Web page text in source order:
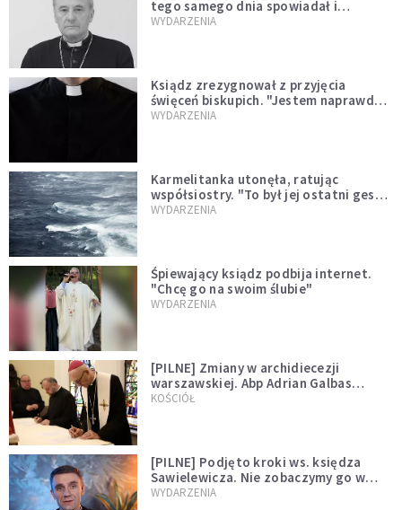
tego samego dnia spowiadał i
sprawował Mszę świętą
WYDARZENIA
Ksiądz zrezygnował z przyjęcia
święceń biskupich. "Jestem naprawdę
niegodny"
WYDARZENIA
Karmelitanka utonęła, ratując
współsiostry. "To był jej ostatni gest
miłości"
WYDARZENIA
Śpiewający ksiądz podbija internet.
"Chcę go na swoim ślubie"
WYDARZENIA
[PILNE] Zmiany w archidiecezji
warszawskiej. Abp Adrian Galbas
wręczył dekrety nowym proboszczom
KOŚCIÓŁ
[PILNE] Podjęto kroki ws. księdza
Sawielewicza. Nie zobaczymy go w
mediach
WYDARZENIA